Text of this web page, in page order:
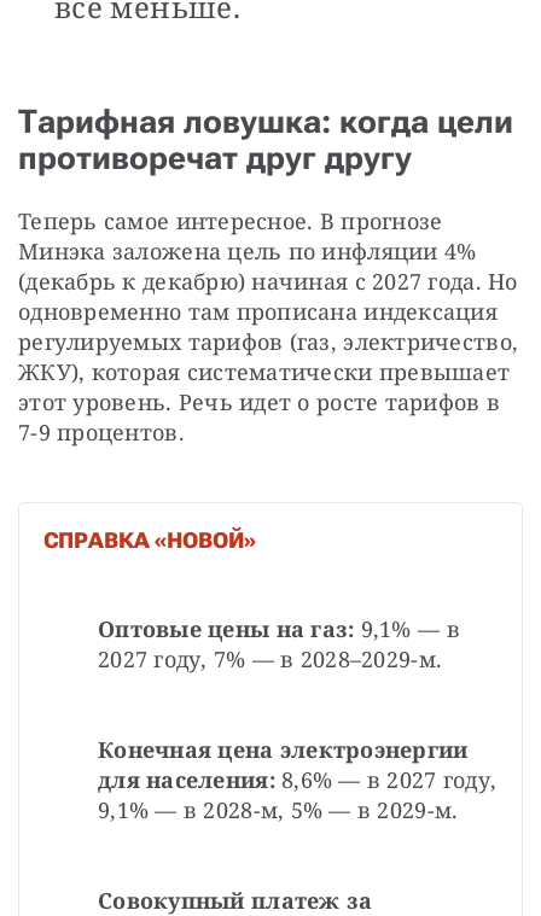
Тарифная ловушка: когда цели
противоречат друг другу
Теперь самое интересное. В прогнозе
Минэка заложена цель по инфляции 4%
(декабрь к декабрю) начиная с 2027 года. Но
одновременно там прописана индексация
регулируемых тарифов (газ, электричество,
ЖКУ), которая систематически превышает
этот уровень. Речь идет о росте тарифов в
7-9 процентов.
СПРАВКА «НОВОЙ»
Оптовые цены на газ: 9,1% — в
2027 году, 7% — в 2028–2029-м.
Конечная цена электроэнергии
для населения: 8,6% — в 2027 году,
9,1% — в 2028-м, 5% — в 2029-м.
Совокупный платеж за